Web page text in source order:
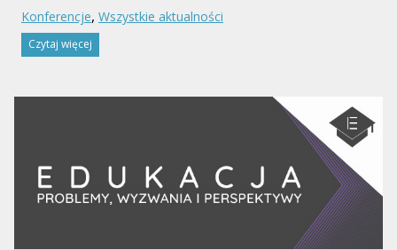
Konferencje, Wszystkie aktualności
Czytaj więcej